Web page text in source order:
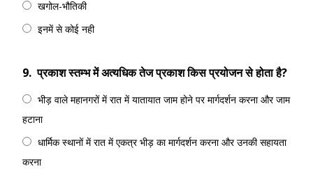
खगोल-भौतिकी
इनमें से कोई नही
9. प्रकाश स्तम्भ में अत्यधिक तेज प्रकाश किस प्रयोजन से होता है?
भीड़ वाले महानगरों में रात में यातायात जाम होने पर मार्गदर्शन करना और जाम
हटाना
धार्मिक स्थानों में रात में एकत्र भीड़ का मार्गदर्शन करना और उनकी सहायता
करना